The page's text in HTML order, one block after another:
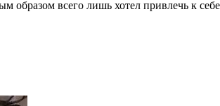
образом всего лишь хотел привлечь к